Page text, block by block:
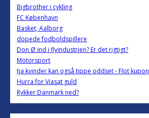
Bigbrother i cykling
FC København
Basket, Aalborg
dopede fodboldspillere
Don Ø ind i flyindustrien? Er det rigtigt?
Motorsport
tja kvinder kan også tippe oddset - Flot kupon
Hurra for Viasat guld
Rykker Danmark ned?